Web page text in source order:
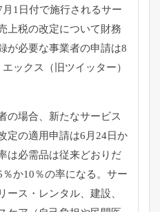
1日付で施行されるサー
上税の改定について財務
が必要な事業者の申請は8
エックス（旧ツイッター）
の場合、 新たなサービス
定の適用申請は6月24日か
は必需品は従来どおりだ
か10％の率になる。 サー
ース・レンタル、建設、